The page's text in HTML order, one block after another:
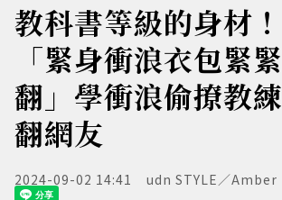
教科書等級的身材
「緊身衝浪衣包緊
翻」學衝浪偷撩教
翻網友
2024-09-02 14:41 udn STYLE／Amber